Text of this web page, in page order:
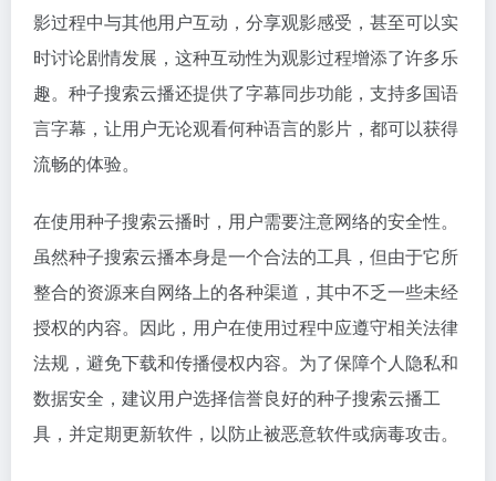
影过程中与其他用户互动，分享观影感受，甚至可以实
时讨论剧情发展，这种互动性为观影过程增添了许多乐
趣。种子搜索云播还提供了字幕同步功能，支持多国语
言字幕，让用户无论观看何种语言的影片，都可以获得
流畅的体验。
在使用种子搜索云播时，用户需要注意网络的安全性。
虽然种子搜索云播本身是一个合法的工具，但由于它所
整合的资源来自网络上的各种渠道，其中不乏一些未经
授权的内容。因此，用户在使用过程中应遵守相关法律
法规，避免下载和传播侵权内容。为了保障个人隐私和
数据安全，建议用户选择信誉良好的种子搜索云播工
具，并定期更新软件，以防止被恶意软件或病毒攻击。